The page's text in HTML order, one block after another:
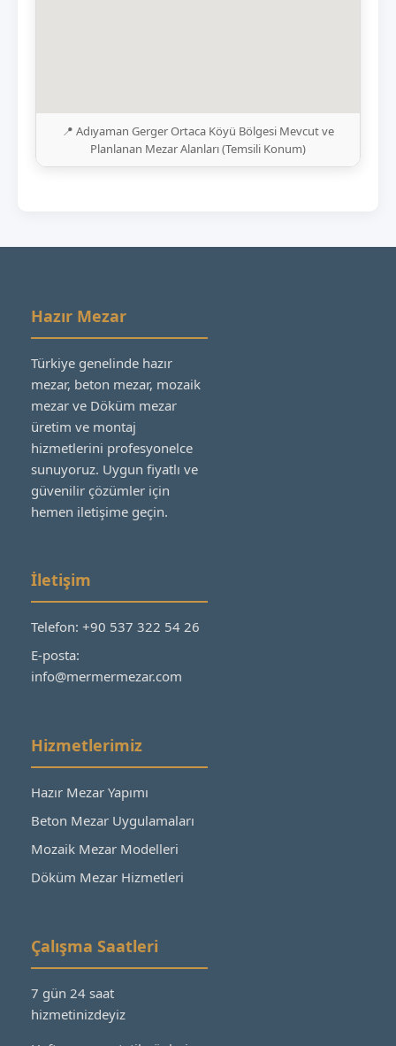
📍 Adıyaman Gerger Ortaca Köyü Bölgesi Mevcut ve
Planlanan Mezar Alanları (Temsili Konum)
Hazır Mezar
Türkiye genelinde hazır
mezar, beton mezar, mozaik
mezar ve Döküm mezar
üretim ve montaj
hizmetlerini profesyonelce
sunuyoruz. Uygun fiyatlı ve
güvenilir çözümler için
hemen iletişime geçin.
İletişim
Telefon: +90 537 322 54 26
E-posta:
info@mermermezar.com
Hizmetlerimiz
Hazır Mezar Yapımı
Beton Mezar Uygulamaları
Mozaik Mezar Modelleri
Döküm Mezar Hizmetleri
Çalışma Saatleri
7 gün 24 saat
hizmetinizdeyiz